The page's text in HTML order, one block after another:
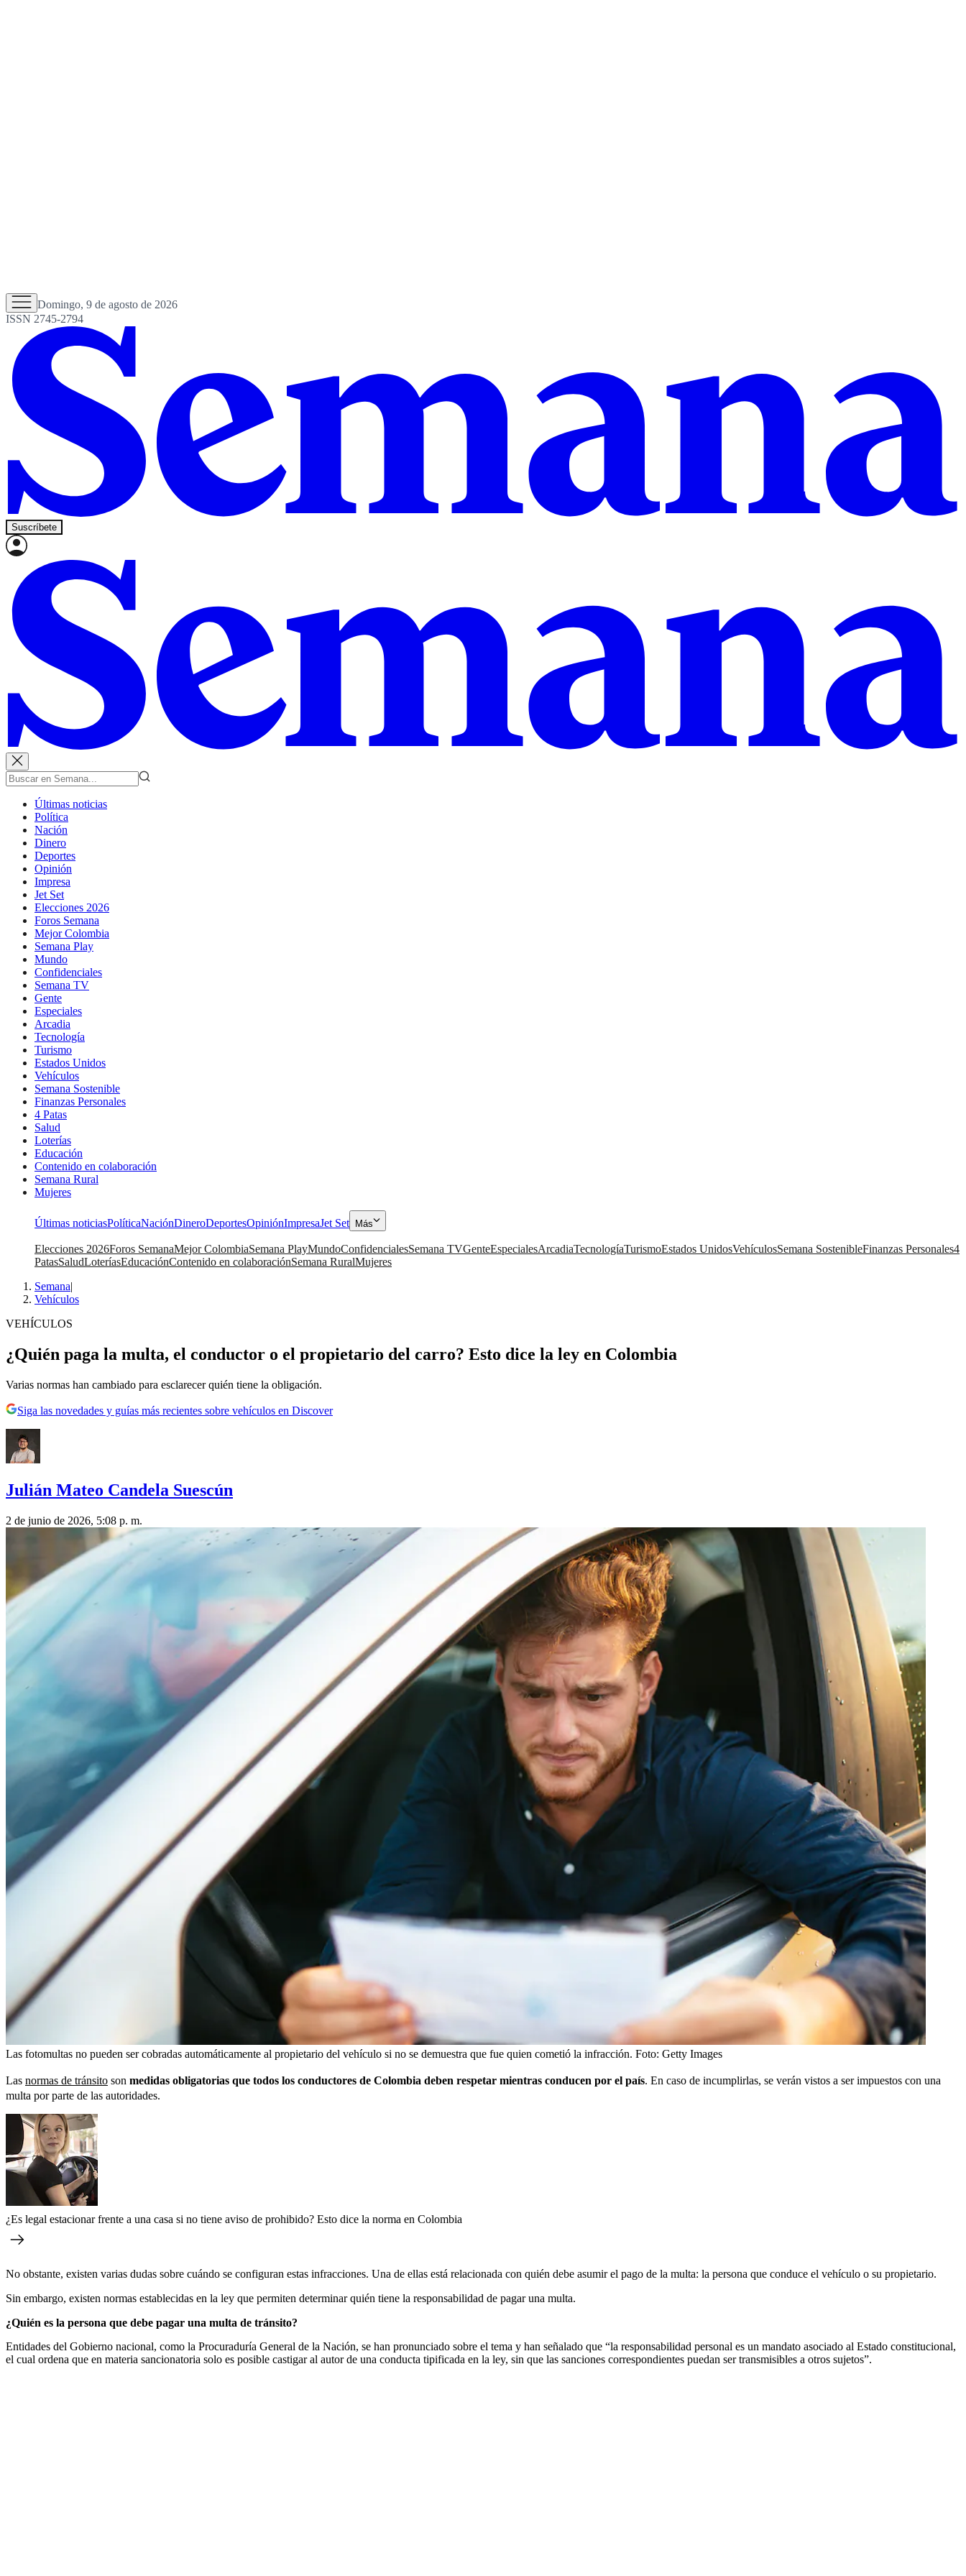
Domingo, 9 de agosto de 2026
ISSN 2745-2794
Suscríbete
Últimas noticias
Política
Nación
Dinero
Deportes
Opinión
Impresa
Jet Set
Elecciones 2026
Foros Semana
Mejor Colombia
Semana Play
Mundo
Confidenciales
Semana TV
Gente
Especiales
Arcadia
Tecnología
Turismo
Estados Unidos
Vehículos
Semana Sostenible
Finanzas Personales
4 Patas
Salud
Loterías
Educación
Contenido en colaboración
Semana Rural
Mujeres
Últimas noticiasPolíticaNaciónDineroDeportesOpiniónImpresaJet Set Más
Elecciones 2026Foros SemanaMejor ColombiaSemana PlayMundoConfidencialesSemana TVGenteEspecialesArcadiaTecnologíaTurismoEstados UnidosVehículosSemana SostenibleFinanzas Personales4
PatasSaludLoteríasEducaciónContenido en colaboraciónSemana RuralMujeres
Semana|
Vehículos
VEHÍCULOS
¿Quién paga la multa, el conductor o el propietario del carro? Esto dice la ley en Colombia
Varias normas han cambiado para esclarecer quién tiene la obligación.
Siga las novedades y guías más recientes sobre vehículos en Discover
Julián Mateo Candela Suescún
2 de junio de 2026, 5:08 p. m.
Las fotomultas no pueden ser cobradas automáticamente al propietario del vehículo si no se demuestra que fue quien cometió la infracción. Foto: Getty Images
Las normas de tránsito son medidas obligatorias que todos los conductores de Colombia deben respetar mientras conducen por el país. En caso de incumplirlas, se verán vistos a ser impuestos con una
multa por parte de las autoridades.
¿Es legal estacionar frente a una casa si no tiene aviso de prohibido? Esto dice la norma en Colombia
No obstante, existen varias dudas sobre cuándo se configuran estas infracciones. Una de ellas está relacionada con quién debe asumir el pago de la multa: la persona que conduce el vehículo o su propietario.
Sin embargo, existen normas establecidas en la ley que permiten determinar quién tiene la responsabilidad de pagar una multa.
¿Quién es la persona que debe pagar una multa de tránsito?
Entidades del Gobierno nacional, como la Procuraduría General de la Nación, se han pronunciado sobre el tema y han señalado que “la responsabilidad personal es un mandato asociado al Estado constitucional,
el cual ordena que en materia sancionatoria solo es posible castigar al autor de una conducta tipificada en la ley, sin que las sanciones correspondientes puedan ser transmisibles a otros sujetos”.